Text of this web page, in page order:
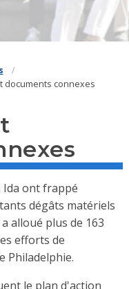
documents connexes
Ida ont frappé
dégâts matériels
alloué plus de 163
efforts de
Philadelphie.
le plan d'action